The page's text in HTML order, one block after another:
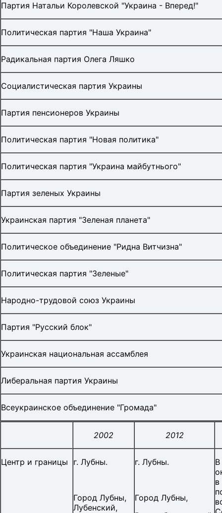
Партия Натальи Королевской "Украина - Вперед!"
Политическая партия "Наша Украина"
Радикальная партия Олега Ляшко
Социалистическая партия Украины
Партия пенсионеров Украины
Политическая партия "Новая политика"
Политическая партия "Украина майбутнього"
Партия зеленых Украины
Украинская партия "Зеленая планета"
Политическое объединение "Ридна Витчизна"
Политическая партия "Зеленые"
Народно-трудовой союз Украины
Партия "Русский блок"
Украинская национальная ассамблея
Либеральная партия Украины
Всеукраинское объединение "Громада"
2002 2012
Центр и границы г. Лубны.
Город Лубны,
Лубенский,
г. Лубны.
Город Лубны,
В
в